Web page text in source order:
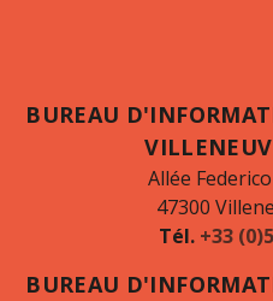
BUREAU
Allée
47300
Tél. +33
BUREAU